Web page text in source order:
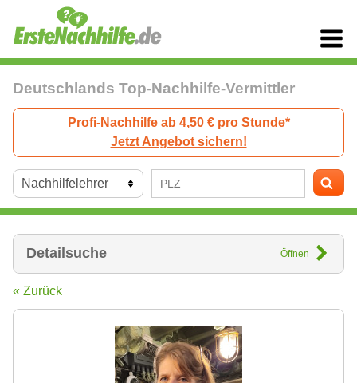
Deutschlands Top-Nachhilfe-Vermittler
Profi-Nachhilfe ab 4,50 € pro Stunde*
Jetzt Angebot sichern!
Detailsuche Öffnen
« Zurück